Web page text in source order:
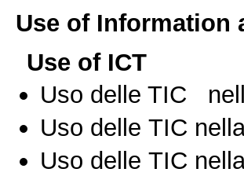
Use of Information
Use of ICT
Uso delle TIC
Uso delle TIC
Uso delle TIC